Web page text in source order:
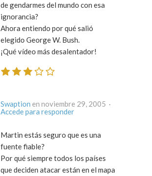
de gendarmes del mundo con esa
ignorancia?
Ahora entiendo por qué salió
elegido George W. Bush.
¡Qué vídeo más desalentador!
Swaption
en noviembre 29, 2005 ·
Accede para responder
Martin estás seguro que es una
fuente fiable?
Por qué siempre todos los países
que deciden atacar están en el mapa